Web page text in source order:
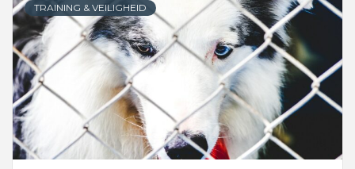
TRAINING & VEILIGHEID